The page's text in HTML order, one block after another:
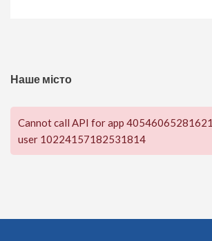
Наше місто
Cannot call API for app
user 10224157182531814